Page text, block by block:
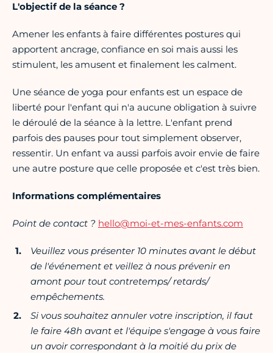
L'objectif de la séance ?
Amener les enfants à faire différentes postures qui
apportent ancrage, confiance en soi mais aussi les
stimulent, les amusent et finalement les calment.
Une séance de yoga pour enfants est un espace de
liberté pour l'enfant qui n'a aucune obligation à suivre
le déroulé de la séance à la lettre. L'enfant prend
parfois des pauses pour tout simplement observer,
ressentir. Un enfant va aussi parfois avoir envie de faire
une autre posture que celle proposée et c'est très bien.
Informations complémentaires
Point de contact ? hello@moi-et-mes-enfants.com
Veuillez vous présenter 10 minutes avant le début
de l'événement et veillez à nous prévenir en
amont pour tout contretemps/ retards/
empêchements.
Si vous souhaitez annuler votre inscription, il faut
le faire 48h avant et l'équipe s'engage à vous faire
un avoir correspondant à la moitié du prix de